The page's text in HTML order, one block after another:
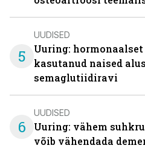
5
UUDISED
Uuring:
kasutanud naised
semaglutiidiravi
6
UUDISED
Uuring: vähem
võib vähendada